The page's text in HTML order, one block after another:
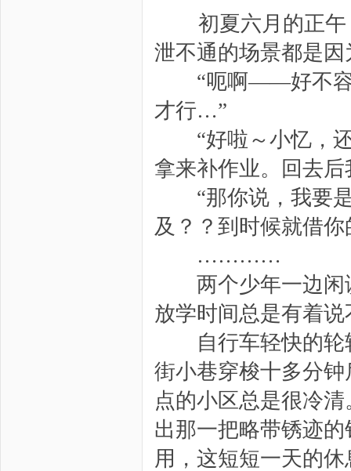
初夏六月的正午
泄不通的场景都是
“呃啊——好不容易
才行…”
“好啦～小忆，还
拿来补作业。回去
“那你说，我要是
及？？到时候就借
…………
两个少年一边闲
放学时间总是有着
自行车轻快的轮
街小巷穿梭十多分
点的小区总是很冷
出那一把略带锈迹
用，这短短一天的